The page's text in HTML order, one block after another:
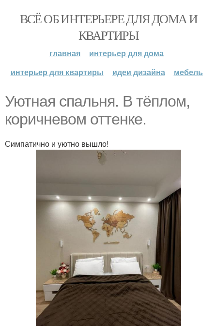
ВСЁ ОБ ИНТЕРЬЕРЕ ДЛЯ ДОМА И
КВАРТИРЫ
главная
интерьер для дома
интерьер для квартиры
идеи дизайна мебель
Уютная спальня. В тёплом,
коричневом оттенке.
Симпатично и уютно вышло!